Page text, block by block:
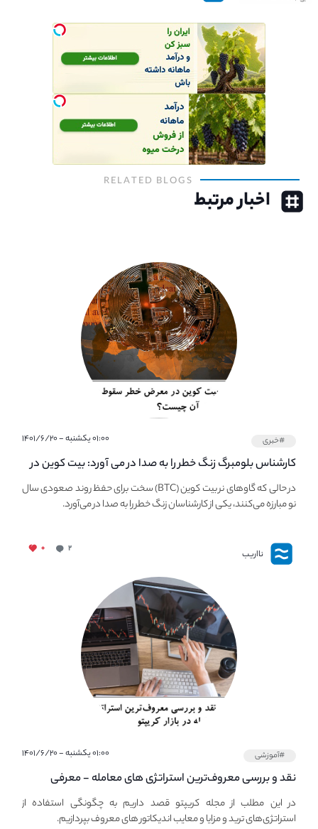
RELATED BLOGS
اخبار مرتبط
#خبری ۰۱:۰۰ یکشنبه - ۱۴۰۱/۶/۲۰
کارشناس بلومبرگ زنگ خطر را به صدا در می آورد: بیت کوین در
معرض خطر سقوط بزرگ است - دلیل آن چیست؟در حالی که گاوهای نر بیت کوین (BTC) سخت برای حفظ روند صعودی سال
نو مبارزه می‌کنند، یکی از کارشناسان زنگ خطر را به صدا در می‌آورد.
نااریب ۲ ۰
#آموزشی ۰۱:۰۰ یکشنبه - ۱۴۰۱/۶/۲۰
نقد و بررسی معروف‌ترین استراتژی های معامله - معرفی
استراتژی های مهم ترید در بازار کریپتو
در این مطلب از مجله کریپتو قصد داریم به چگونگی استفاده از
استراتژی‌های ترید و مزایا و معایب اندیکاتور های معروف بپردازیم.